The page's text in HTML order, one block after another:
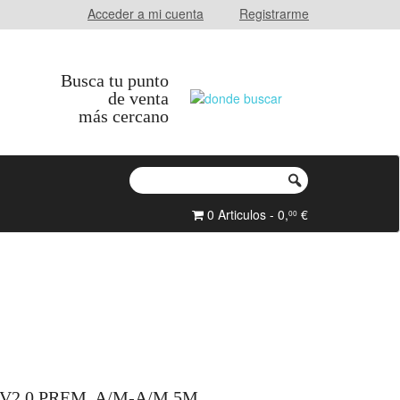
Acceder a mi cuenta Registrarme
Busca tu punto
de venta
más cercano
0 Articulos - 0,00 €